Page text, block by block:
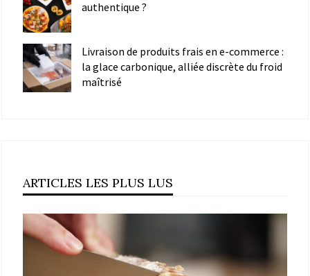
authentique ?
Livraison de produits frais en e-commerce :
la glace carbonique, alliée discrète du froid
maîtrisé
ARTICLES LES PLUS LUS